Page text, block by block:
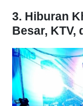
3. Hiburan
Besar, KTV,